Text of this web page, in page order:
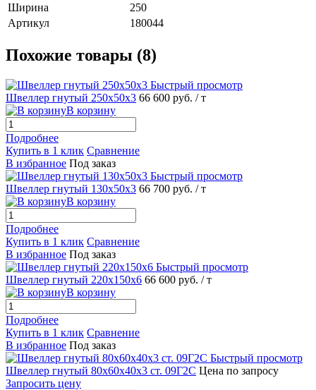
Ширина
250
Артикул
180044
Похожие товары (8)
Быстрый просмотр
Швеллер гнутый 250х50х3 66 600 руб. / т
В корзину
Подробнее
Купить в 1 клик Сравнение
В избранное Под заказ
Быстрый просмотр
Швеллер гнутый 130х50х3 66 700 руб. / т
В корзину
Подробнее
Купить в 1 клик Сравнение
В избранное Под заказ
Быстрый просмотр
Швеллер гнутый 220х150х6 66 600 руб. / т
В корзину
Подробнее
Купить в 1 клик Сравнение
В избранное Под заказ
Быстрый просмотр
Швеллер гнутый 80х60х40х3 ст. 09Г2С Цена по запросу
Запросить цену